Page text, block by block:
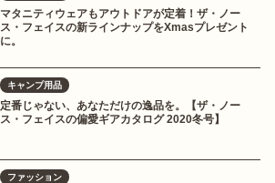
マタニティウェアもアウトドアが定着！ザ・ノー
ス・フェイスの新ラインナップをXmasプレゼント
に。
キャンプ用品
定番じゃない、あなただけの逸品を。【ザ・ノー
ス・フェイスの偏愛ギアカタログ 2020冬号】
ファッション